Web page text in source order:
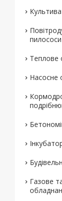
пилососи
Теплове
Насосне
Газове